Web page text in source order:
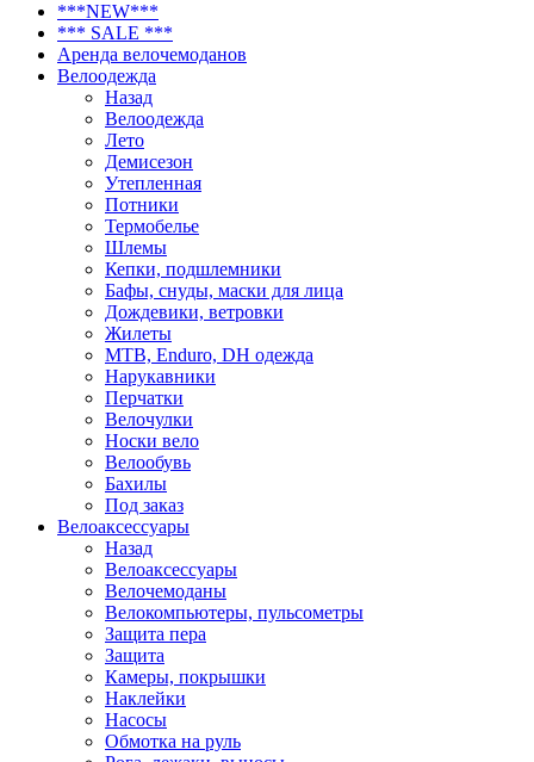
***NEW***
*** SALE ***
Аренда велочемоданов
Велоодежда
Назад
Велоодежда
Лето
Демисезон
Утепленная
Потники
Термобелье
Шлемы
Кепки, подшлемники
Бафы, снуды, маски для лица
Дождевики, ветровки
Жилеты
MTB, Enduro, DH одежда
Нарукавники
Перчатки
Велочулки
Носки вело
Велообувь
Бахилы
Под заказ
Велоаксессуары
Назад
Велоаксессуары
Велочемоданы
Велокомпьютеры, пульсометры
Защита пера
Защита
Камеры, покрышки
Наклейки
Насосы
Обмотка на руль